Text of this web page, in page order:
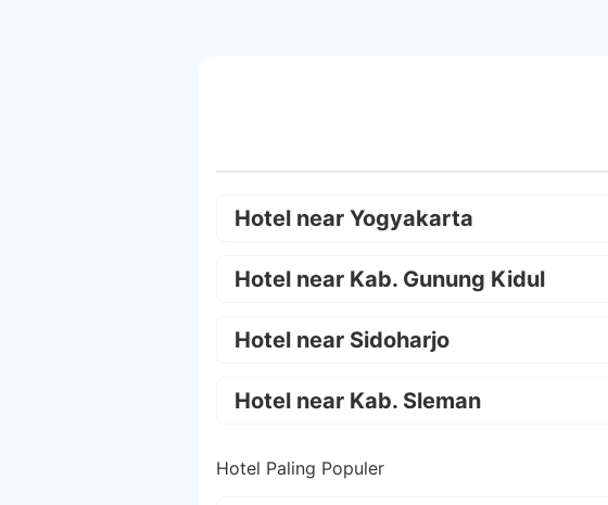
Hotel near Yogyakarta
Hotel near Kab. Gunung Kidul
Hotel near Sidoharjo
Hotel near Kab. Sleman
Hotel Paling Populer